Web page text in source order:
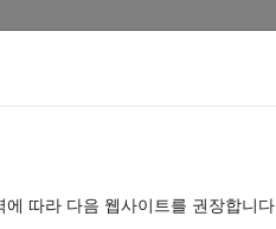
이 질문에
따라 다음 웹사이트를 권장합니